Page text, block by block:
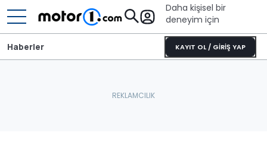
Daha kişisel bir
deneyim için
KAYIT OL / GİRİŞ YAP
Haberler